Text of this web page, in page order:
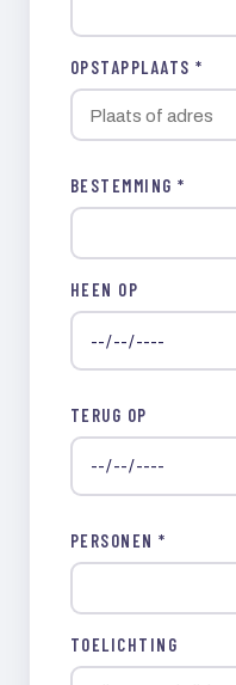
OPSTAPPLAATS *
BESTEMMING *
HEEN OP
TERUG OP
PERSONEN *
TOELICHTING